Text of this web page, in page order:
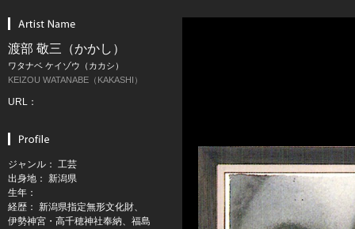
渡部 敬三（かかし）
ワタナベ ケイゾウ（カカシ）
KEIZOU WATANABE（KAKASHI）
URL：
ジャンル： 工芸
出身地： 新潟県
生年：
経歴： 新潟県指定無形文化財、
伊勢神宮・高千穂神社奉納、福島